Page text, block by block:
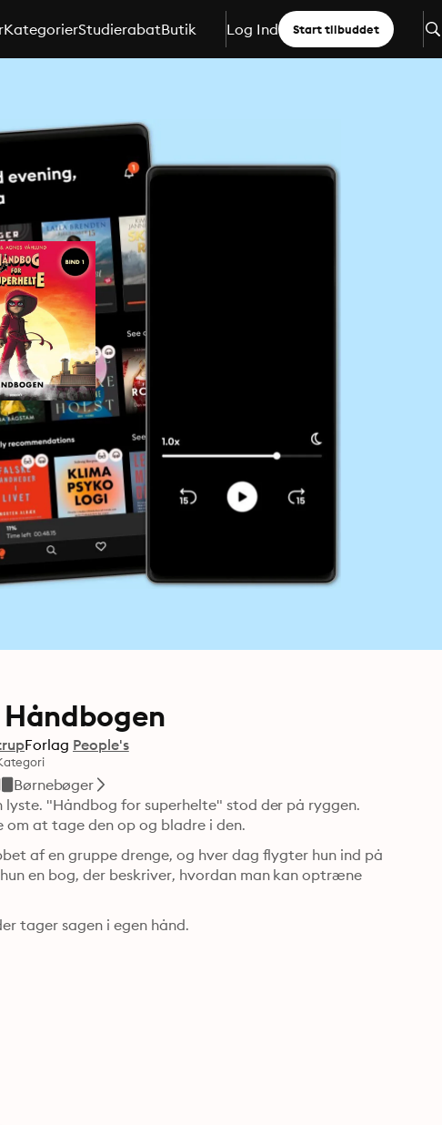
KategorierStudierabatButik Log Ind Start tilbuddet
Forlag People's
Børnebøger
"Håndbog for superhelte" stod der på ryggen.
af en gruppe drenge, og hver dag flygter hun ind på
en bog, der beskriver, hvordan man kan optræne
tager sagen i egen hånd.